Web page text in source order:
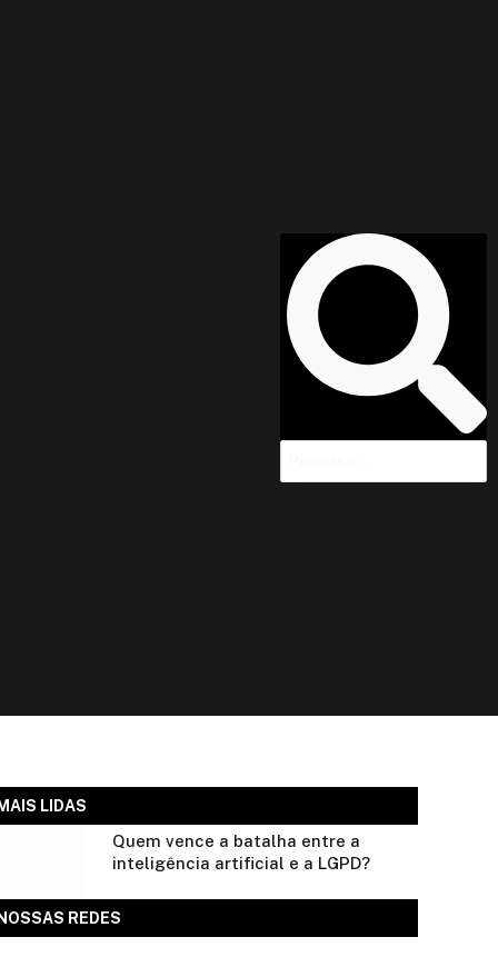
LIDAS
Quem vence a batalha entre a
inteligência artificial e a LGPD?
REDES